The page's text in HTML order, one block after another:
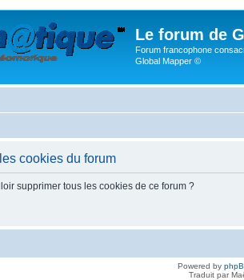
Le forum de
Forum francophone
Global Mapper ©
cookies du forum
supprimer tous les cookies de ce forum ?
Powered by
Traduit par